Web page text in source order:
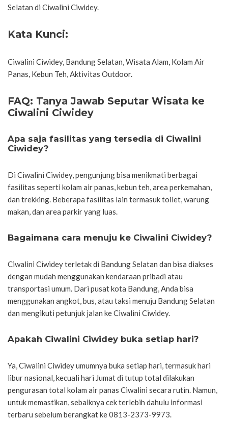
Selatan di Ciwalini Ciwidey.
Kata Kunci:
Ciwalini Ciwidey, Bandung Selatan, Wisata Alam, Kolam Air
Panas, Kebun Teh, Aktivitas Outdoor.
FAQ: Tanya Jawab Seputar Wisata ke
Ciwalini Ciwidey
Apa saja fasilitas yang tersedia di Ciwalini
Ciwidey?
Di Ciwalini Ciwidey, pengunjung bisa menikmati berbagai
fasilitas seperti kolam air panas, kebun teh, area perkemahan,
dan trekking. Beberapa fasilitas lain termasuk toilet, warung
makan, dan area parkir yang luas.
Bagaimana cara menuju ke Ciwalini Ciwidey?
Ciwalini Ciwidey terletak di Bandung Selatan dan bisa diakses
dengan mudah menggunakan kendaraan pribadi atau
transportasi umum. Dari pusat kota Bandung, Anda bisa
menggunakan angkot, bus, atau taksi menuju Bandung Selatan
dan mengikuti petunjuk jalan ke Ciwalini Ciwidey.
Apakah Ciwalini Ciwidey buka setiap hari?
Ya, Ciwalini Ciwidey umumnya buka setiap hari, termasuk hari
libur nasional, kecuali hari Jumat di tutup total dilakukan
pengurasan total kolam air panas Ciwalini secara rutin. Namun,
untuk memastikan, sebaiknya cek terlebih dahulu informasi
terbaru sebelum berangkat ke 0813-2373-9973.